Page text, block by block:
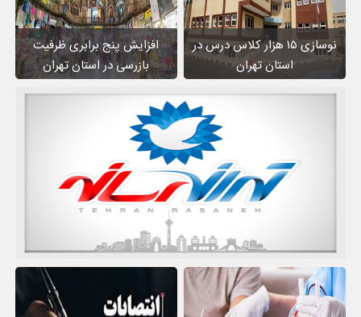
نوسازی ۱۵ هزار کلاس درس در
استان تهران
افزایش پنج برابری ظرفیت
بازرسی در استان تهران